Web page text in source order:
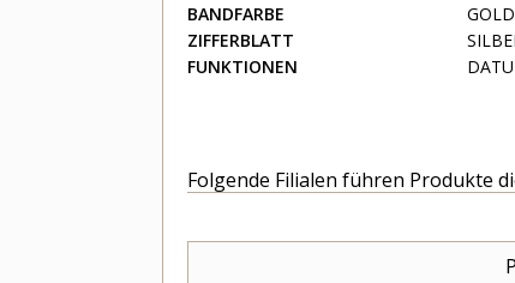
BANDFARBE
ZIFFERBLATT
FUNKTIONEN
Folgende Filialen führen Produkte